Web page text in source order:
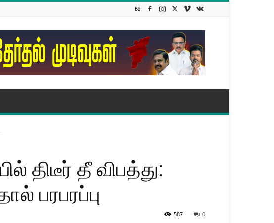
திடீர் தீ விபத்து:
பரபரப்பு
0
587